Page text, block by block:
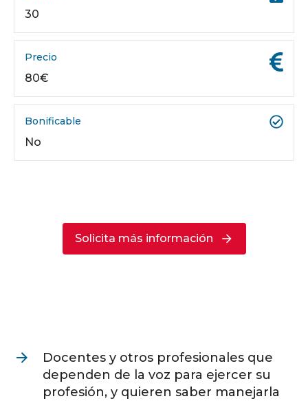
Docentes y otros profesionales que
dependen de la voz para ejercer su
profesión, y quieren saber manejarla
30
Precio
80€
Bonificable
No
Solicita más información